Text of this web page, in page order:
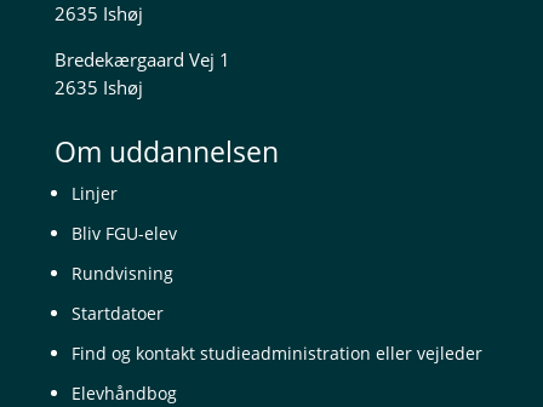
2635 Ishøj
Bredekærgaard Vej 1
2635 Ishøj
Om uddannelsen
Linjer
Bliv FGU-elev
Rundvisning
Startdatoer
Find og kontakt studieadministration eller vejleder
Elevhåndbog